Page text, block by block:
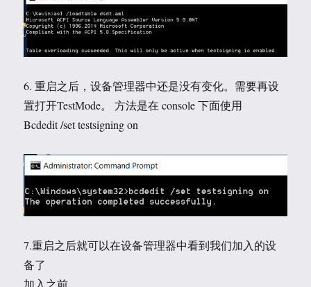
6. 重启之后，设备管理器中还是没有变化。需要再设
置打开TestMode。 方法是在 console 下面使用
Bcdedit /set testsigning on
7.重启之后就可以在设备管理器中看到我们加入的设
备了
加入之前